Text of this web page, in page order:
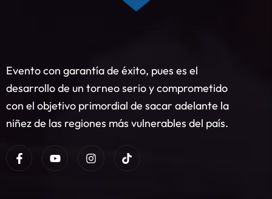
Evento con garantía de éxito, pues es el
desarrollo de un torneo serio y comprometido
con el objetivo primordial de sacar adelante la
niñez de las regiones más vulnerables del país.